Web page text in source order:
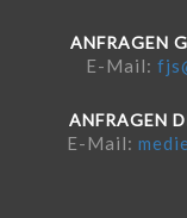
ANFRAGEN
E-Mail:
ANFRAGEN
E-Mail: